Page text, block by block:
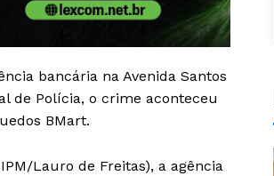
bancária na Avenida Santos
de Polícia, o crime aconteceu
BMart.
Lauro de Freitas), a agência